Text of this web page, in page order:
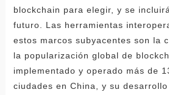
blockchain para elegir, y se
futuro. Las herramientas
estos marcos subyacentes son la
la popularización global de
implementado y operado más de
ciudades en China, y su